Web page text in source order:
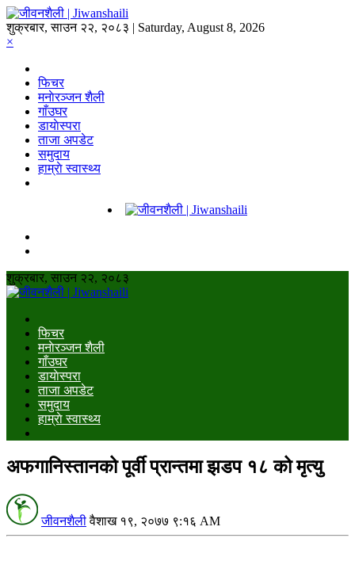
शुक्रबार, साउन २२, २०८३ | Saturday, August 8, 2026
×
फिचर
मनाेरञ्जन शैली
गाँउघर
डायाेस्परा
ताजा अपडेट
समुदाय
हाम्राे स्वास्थ्य
शुक्रबार, साउन २२, २०८३
फिचर
मनाेरञ्जन शैली
गाँउघर
डायाेस्परा
ताजा अपडेट
समुदाय
हाम्राे स्वास्थ्य
अफगानिस्तानको पूर्वी प्रान्तमा झडप १८ को मृत्यु
जीवनशैली वैशाख १९, २०७७ ९:१६ AM